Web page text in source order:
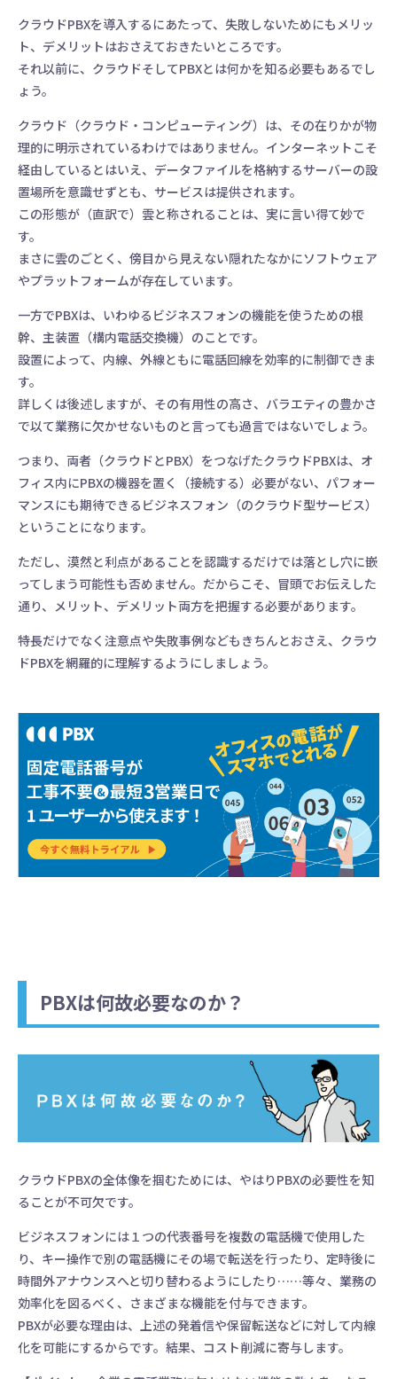
クラウドPBXを導入するにあたって、失敗しないためにもメリッ
ト、デメリットはおさえておきたいところです。
それ以前に、クラウドそしてPBXとは何かを知る必要もあるでし
ょう。
クラウド（クラウド・コンピューティング）は、その在りかが物
理的に明示されているわけではありません。インターネットこそ
経由しているとはいえ、データファイルを格納するサーバーの設
置場所を意識せずとも、サービスは提供されます。
この形態が（直訳で）雲と称されることは、実に言い得て妙で
す。
まさに雲のごとく、傍目から見えない隠れたなかにソフトウェア
やプラットフォームが存在しています。
一方でPBXは、いわゆるビジネスフォンの機能を使うための根
幹、主装置（構内電話交換機）のことです。
設置によって、内線、外線ともに電話回線を効率的に制御できま
す。
詳しくは後述しますが、その有用性の高さ、バラエティの豊かさ
で以て業務に欠かせないものと言っても過言ではないでしょう。
つまり、両者（クラウドとPBX）をつなげたクラウドPBXは、オ
フィス内にPBXの機器を置く（接続する）必要がない、パフォー
マンスにも期待できるビジネスフォン（のクラウド型サービス）
ということになります。
ただし、漠然と利点があることを認識するだけでは落とし穴に嵌
ってしまう可能性も否めません。だからこそ、冒頭でお伝えした
通り、メリット、デメリット両方を把握する必要があります。
特長だけでなく注意点や失敗事例などもきちんとおさえ、クラウ
ドPBXを網羅的に理解するようにしましょう。
PBXは何故必要なのか？
クラウドPBXの全体像を掴むためには、やはりPBXの必要性を知
ることが不可欠です。
ビジネスフォンには１つの代表番号を複数の電話機で使用した
り、キー操作で別の電話機にその場で転送を行ったり、定時後に
時間外アナウンスへと切り替わるようにしたり……等々、業務の
効率化を図るべく、さまざまな機能を付与できます。
PBXが必要な理由は、上述の発着信や保留転送などに対して内線
化を可能にするからです。結果、コスト削減に寄与します。